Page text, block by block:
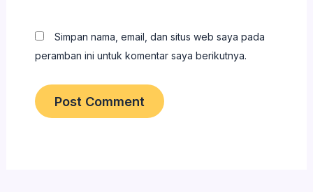
Simpan nama, email, dan situs web saya pada
peramban ini untuk komentar saya berikutnya.